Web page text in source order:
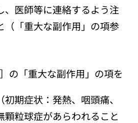
、医師等に連絡するよう注
（「重大な副作用」の項参
の「重大な副作用」の項を
初期症状：発熱、咽頭痛、
顆粒球症があらわれること